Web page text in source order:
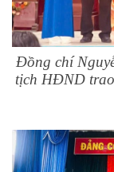
Đồng chí
tịch HĐND